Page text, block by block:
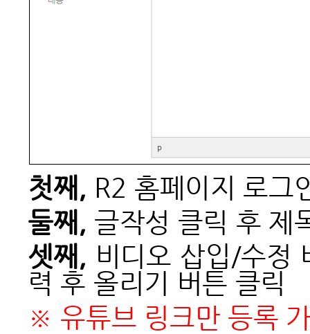
첫째, R2 홈페이지 로그
둘째, 글작성 클릭 후 제
셋째, 비디오 삽입/수정
력 후 올리기 버튼 클릭
※ 유튜브 링크만 등록